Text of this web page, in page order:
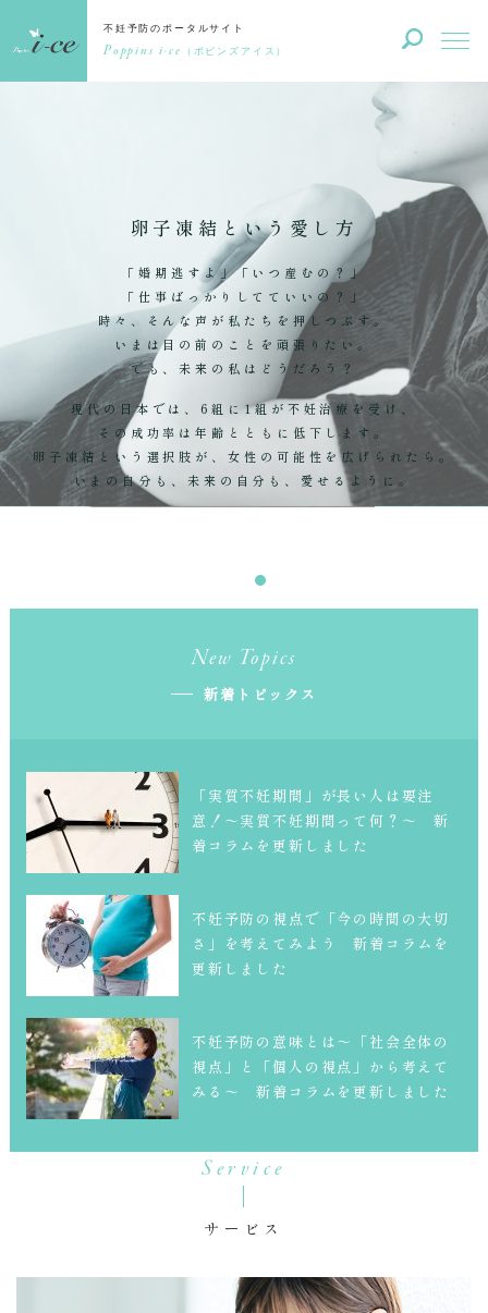
不妊予防のポータルサイト
Poppins i-ce （ポピンズアイス）
卵子凍結という愛し方
「婚期逃すよ」「いつ産むの？」
「仕事ばっかりしてていいの？」
時々、そんな声が私たちを押しつぶす。
いまは目の前のことを頑張りたい。
でも、未来の私はどうだろう？
現代の日本では、6組に1組が不妊治療を受け、
その成功率は年齢とともに低下します。
卵子凍結という選択肢が、女性の可能性を広げられたら。
いまの自分も、未来の自分も、愛せるように。
New Topics
新着トピックス
「実質不妊期間」が長い人は要注
意！～実質不妊期間って何？～ 新
着コラムを更新しました
不妊予防の視点で「今の時間の大切
さ」を考えてみよう 新着コラムを
更新しました
不妊予防の意味とは～「社会全体の
視点」と「個人の視点」から考えて
みる～ 新着コラムを更新しました
Service
サービス